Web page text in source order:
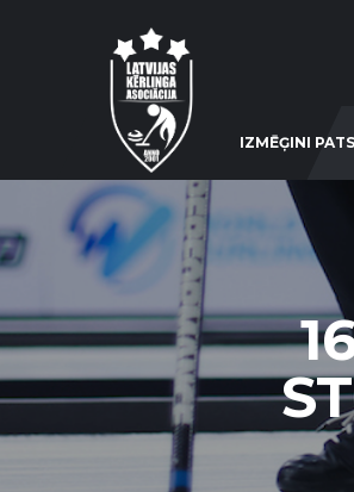
IZMĒĢINI PATS